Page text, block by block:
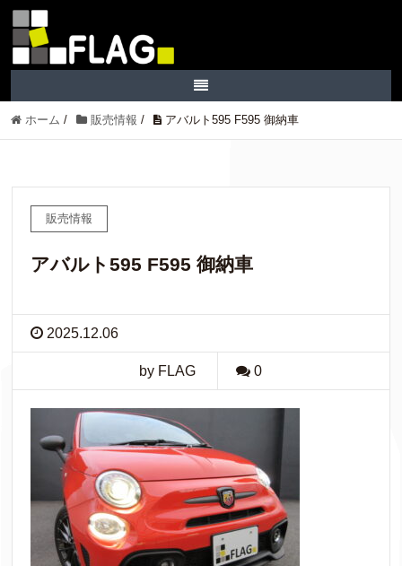
ホーム / 販売情報 / アバルト595 F595 御納車
販売情報
アバルト595 F595 御納車
2025.12.06
by FLAG 0